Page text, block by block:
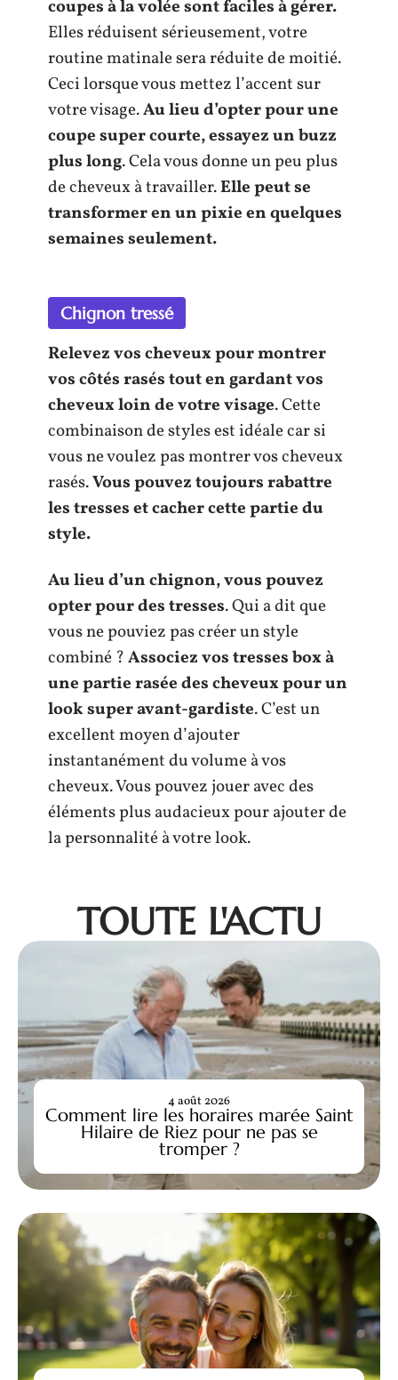
coupes à la volée sont faciles à gérer.
Elles réduisent sérieusement, votre
routine matinale sera réduite de moitié.
Ceci lorsque vous mettez l’accent sur
votre visage.Au lieu d’opter pour une
coupe super courte, essayez un buzz
plus long. Cela vous donne un peu plus
de cheveux à travailler.Elle peut se
transformer en un pixie en quelques
semaines seulement.
Chignon tressé
Relevez vos cheveux pour montrer
vos côtés rasés tout en gardant vos
cheveux loin de votre visage. Cette
combinaison de styles est idéale car si
vous ne voulez pas montrer vos cheveux
rasés.Vous pouvez toujours rabattre
les tresses et cacher cette partie du
style.
Au lieu d’un chignon, vous pouvez
opter pour des tresses. Qui a dit que
vous ne pouviez pas créer un style
combiné ?Associez vos tresses box à
une partie rasée des cheveux pour un
look super avant-gardiste. C’est un
excellent moyen d’ajouter
instantanément du volume à vos
cheveux. Vous pouvez jouer avec des
éléments plus audacieux pour ajouter de
la personnalité à votre look.
TOUTE L'ACTU
Comment lire les horaires marée Saint
Hilaire de Riez pour ne pas se
tromper ?
4 août 2026